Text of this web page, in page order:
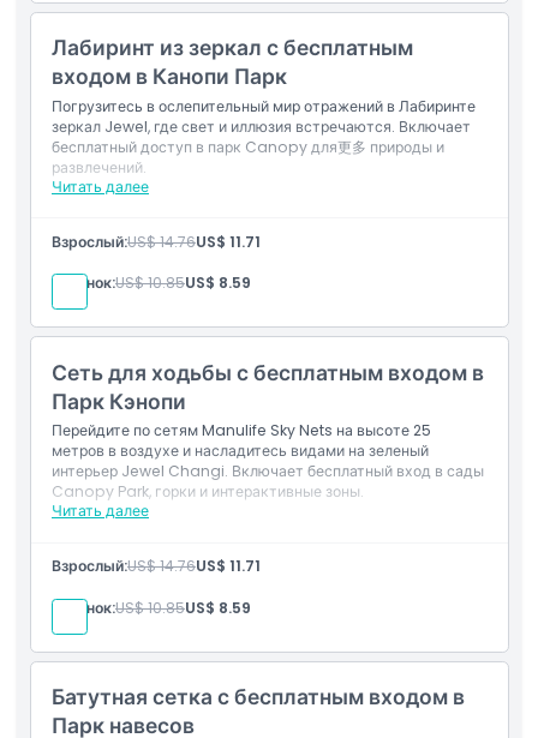
Лабиринт из зеркал с бесплатным
входом в Канопи Парк
Погрузитесь в ослепительный мир отражений в Лабиринте
зеркал Jewel, где свет и иллюзия встречаются. Включает
бесплатный доступ в парк Canopy для更多 природы и
развлечений.
Читать далее
Исследуйте калейдоскопический Лабиринт зеркал
Взрослый:US$ 14.76US$ 11.71
Ребенок:US$ 10.85US$ 8.59
Сеть для ходьбы с бесплатным входом в
Парк Кэнопи
Перейдите по сетям Manulife Sky Nets на высоте 25
метров в воздухе и насладитесь видами на зеленый
интерьер Jewel Changi. Включает бесплатный вход в сады
Canopy Park, горки и интерактивные зоны.
Читать далее
Перейти по сетям Manulife Sky Nets на высоте 25
Бесплатный доступ в Canopy Park
Взрослый:US$ 14.76US$ 11.71
Ребенок:US$ 10.85US$ 8.59
Батутная сетка с бесплатным входом в
Парк навесов